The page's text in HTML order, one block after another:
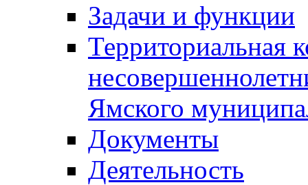
Задачи и функции
Территориальная
Ямского
Документы
Деятельность